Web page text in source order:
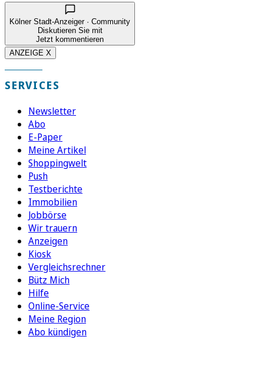
Kölner Stadt-Anzeiger · Community
Diskutieren Sie mit
Jetzt kommentieren
ANZEIGE X
SERVICES
Newsletter
Abo
E-Paper
Meine Artikel
Shoppingwelt
Push
Testberichte
Immobilien
Jobbörse
Wir trauern
Anzeigen
Kiosk
Vergleichsrechner
Bütz Mich
Hilfe
Online-Service
Meine Region
Abo kündigen